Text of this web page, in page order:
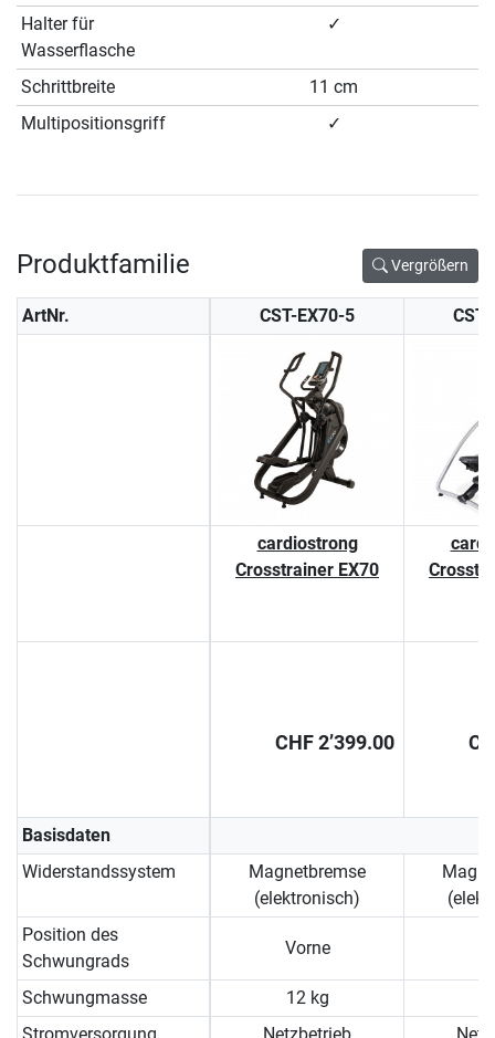
Halter für
Wasserflasche
✓
Schrittbreite
11 cm
Multipositionsgriff
✓
Produktfamilie Vergrößern
ArtNr. CST-EX70-5
cardiostrong
Crosstrainer EX70
CHF 2’399.00
Basisdaten
Widerstandssystem
Magnetbremse
(elektronisch)
Position des
Schwungrads
Vorne
Schwungmasse 12 kg